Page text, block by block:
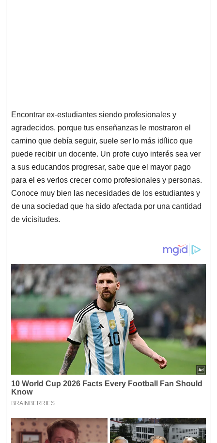
Encontrar ex-estudiantes siendo profesionales y
agradecidos, porque tus enseñanzas le mostraron el
camino que debía seguir, suele ser lo más idílico que
puede recibir un docente. Un profe cuyo interés sea ver
a sus educandos progresar, sabe que el mayor pago
para el es verlos crecer como profesionales y personas.
Conoce muy bien las necesidades de los estudiantes y
de una sociedad que ha sido afectada por una cantidad
de vicisitudes.